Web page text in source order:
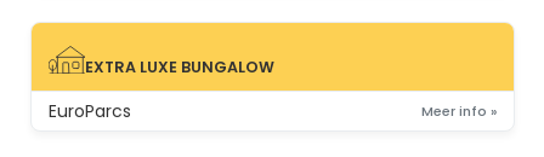
EXTRA LUXE BUNGALOW
EXTRA LUXE BUNGALOW
EuroParcs Meer info »